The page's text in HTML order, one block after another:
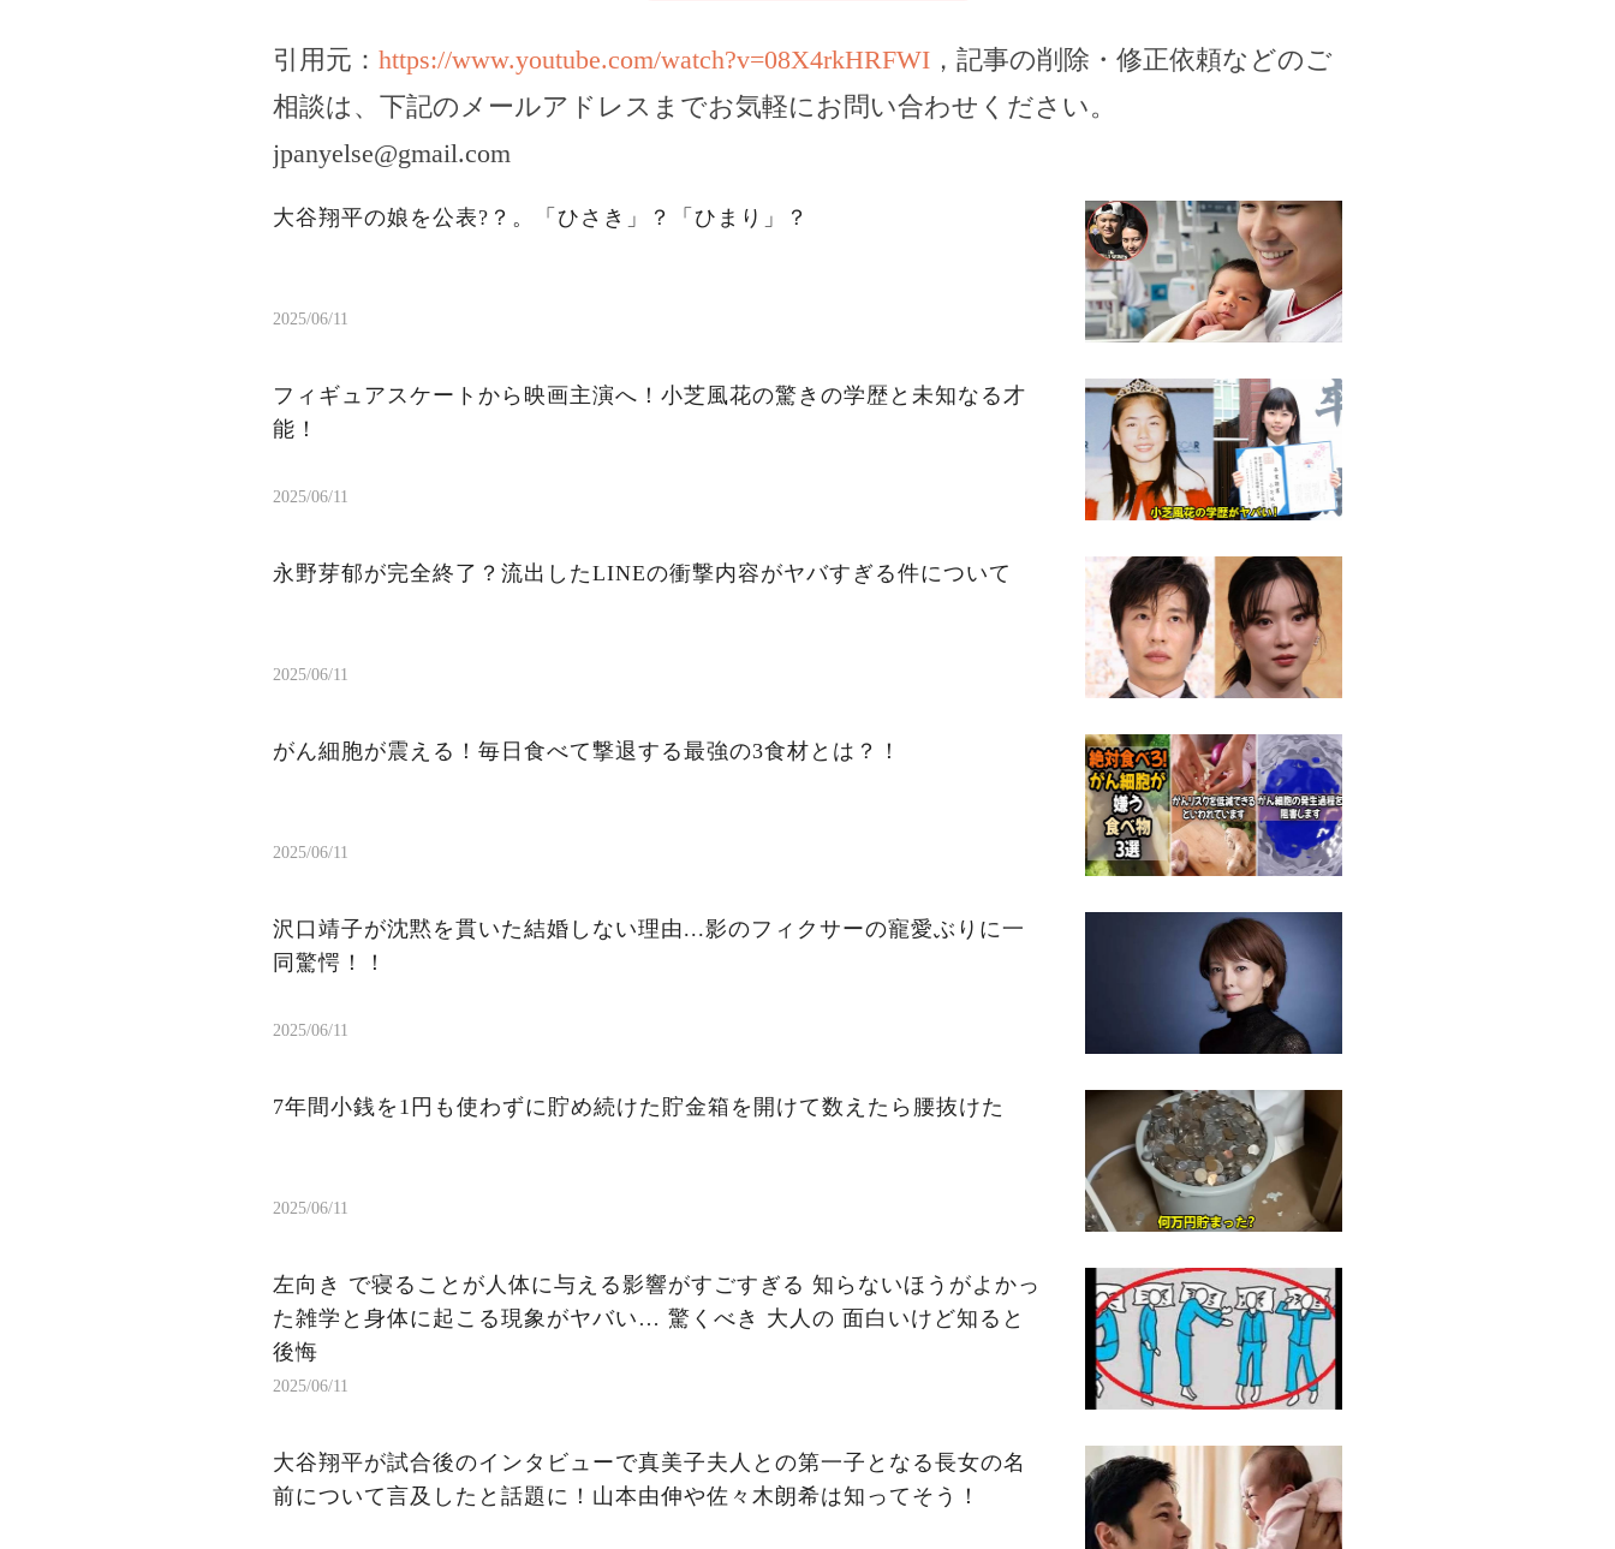
引用元： https://www.youtube.com/watch?v=08X4rkHRFWI ，記事の削除・修正依頼などのご
相談は、下記のメールアドレスまでお気軽にお問い合わせください。
jpanyelse@gmail.com
大谷翔平の娘を公表?？。「ひさき」？「ひまり」？
2025/06/11
フィギュアスケートから映画主演へ！小芝風花の驚きの学歴と未知なる才
能！
2025/06/11
永野芽郁が完全終了？流出したLINEの衝撃内容がヤバすぎる件について
2025/06/11
がん細胞が震える！毎日食べて撃退する最強の3食材とは？！
2025/06/11
沢口靖子が沈黙を貫いた結婚しない理由...影のフィクサーの寵愛ぶりに一
同驚愕！！
2025/06/11
7年間小銭を1円も使わずに貯め続けた貯金箱を開けて数えたら腰抜けた
2025/06/11
左向き で寝ることが人体に与える影響がすごすぎる 知らないほうがよかっ
た雑学と身体に起こる現象がヤバい… 驚くべき 大人の 面白いけど知ると
後悔
2025/06/11
大谷翔平が試合後のインタビューで真美子夫人との第一子となる長女の名
前について言及したと話題に！山本由伸や佐々木朗希は知ってそう！